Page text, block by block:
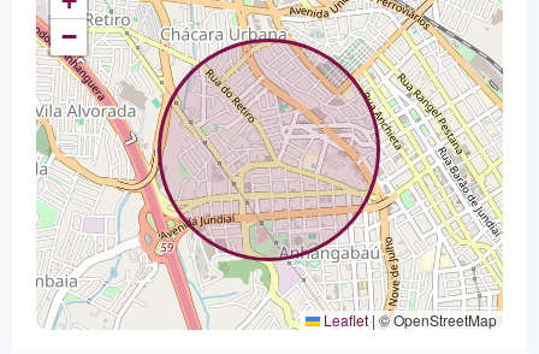
−
Leaflet |© OpenStreetMap